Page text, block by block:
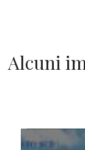
Alcuni